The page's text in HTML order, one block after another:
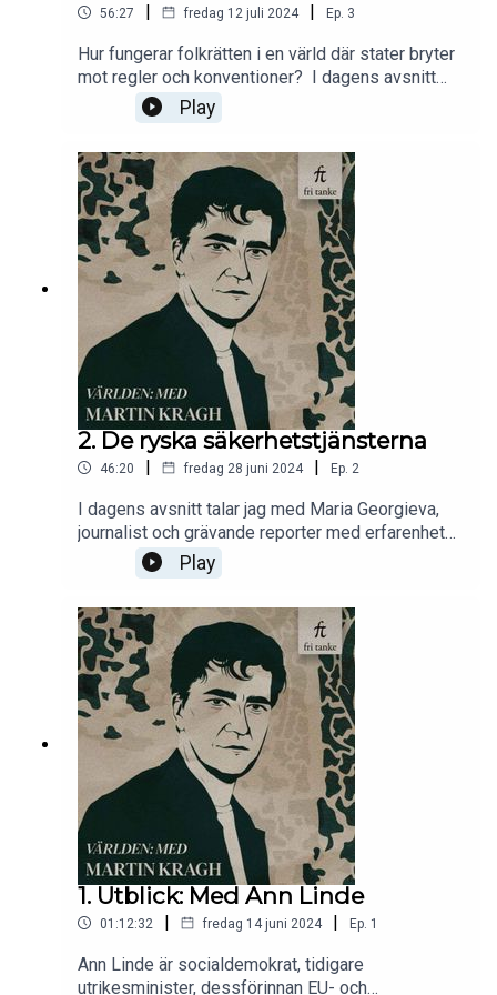
56:27 | fredag 12 juli 2024 | Ep. 3
Hur fungerar folkrätten i en värld där stater bryter
mot regler och konventioner? I dagens avsnitt
talar jag med Marie Jacobsson. Marie är en av
landets ledande experter på folkrätt och
arbetat bland annat på utrikesdepartementet och
försvarsstaben, men också som ledamot i FN:s
folkrättskommission. Hon är för närvarande bland
annat ledamot av permanenta skiljedomstolen i
Haag, och docent i folkrätt vid Lunds universitet.
Vi talar bland annat om Rysslands krig mot
Ukraina, Arktis, och situationen i Östersjön efter
Sverige och Finlands Natomedlemskap.
Play
2. De ryska säkerhetstjänsterna
46:20 | fredag 28 juni 2024 | Ep. 2
I dagens avsnitt talar jag med Maria Georgieva,
journalist och grävande reporter med erfarenhet
av många års arbete i Östeuropa. Vi diskuterar
rysk säkerhetstjänst, och vad som händer nu i
infiltration. Vi lyssnar också på de ryska
specialförbandens inofficiella hymn!Hela hymnen
går att lyssna på här:
https://www.youtube.com/watch?
v=1WcySY8S6Wg
Play
1. Utblick: Med Ann Linde
01:12:32 | fredag 14 juni 2024 | Ep. 1
Ann Linde är socialdemokrat, tidigare
utrikesminister, dessförinnan EU- och